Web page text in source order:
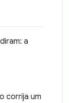
a
corrija um